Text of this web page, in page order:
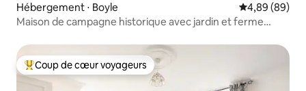
Hébergement ⋅ Boyle Évaluation
4,89 (89)
Maison de campagne historique avec jardin et ferme
Coups de cœur voyageurs les plus appréciés
Coup de cœur voyageurs